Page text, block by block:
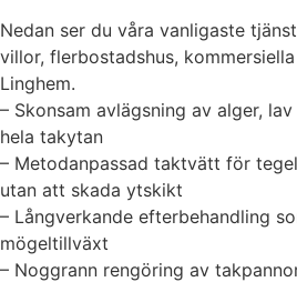
Nedan ser du våra vanligaste
villor, flerbostadshus,
Linghem.
– Skonsam avlägsning av alger,
hela takytan
– Metodanpassad taktvätt för
utan att skada ytskikt
– Långverkande efterbehandling
mögeltillväxt
– Noggrann rengöring av